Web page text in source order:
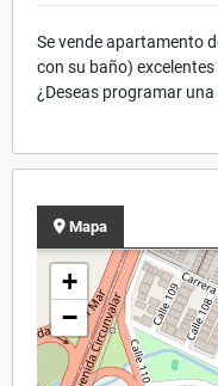
Se vende apartamento
con su baño)
¿Deseas programar
Mapa
+
−